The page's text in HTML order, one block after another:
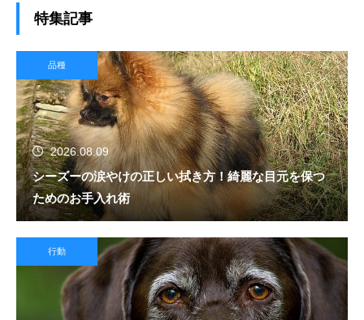
特集記事
品種
2026.08.09
シーズーの涙やけの正しい拭き方！綺麗な目元を保つ
ためのお手入れ術
行動